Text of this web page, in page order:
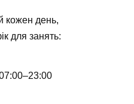
кожен день,
для занять: